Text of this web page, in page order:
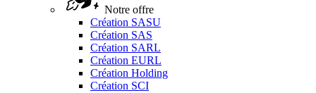
Notre offre
Création SASU
Création SAS
Création SARL
Création EURL
Création Holding
Création SCI